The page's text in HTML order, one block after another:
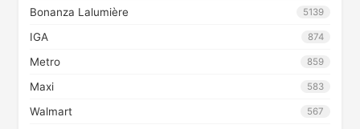
Bonanza Lalumière 5139
IGA 874
Metro 859
Maxi 583
Walmart 567